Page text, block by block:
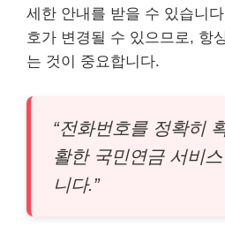
세한 안내를 받을 수 있습니
호가 변경될 수 있으므로, 항
는 것이 중요합니다.
“전화번호를 정확히
활한 국민연금 서비
니다.”